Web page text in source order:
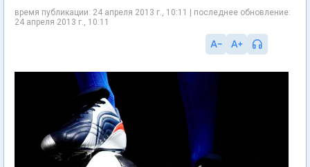
время публикации: 24 апреля 2013 г., 10:11 | последнее обновление:
24 апреля 2013 г., 10:11